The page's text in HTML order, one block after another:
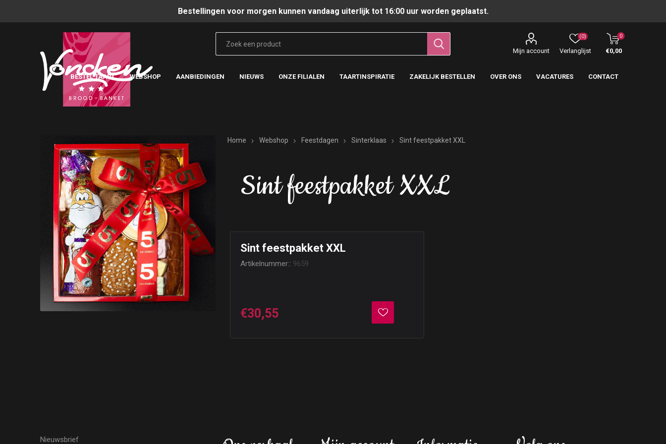
Bestellingen voor morgen kunnen vandaag uiterlijk tot 16:00 uur worden geplaatst.
Mijn account Verlanglijst
(0) 0
€0,00
BESTEL TAART WEBSHOP AANBIEDINGEN NIEUWS ONZE FILIALEN TAARTINSPIRATIE ZAKELIJK BESTELLEN OVER ONS VACATURES CONTACT
Home Webshop Feestdagen Sinterklaas Sint feestpakket XXL
Sint feestpakket XXL
Sint feestpakket XXL
Artikelnummer:: 9659
€30,55
Nieuwsbrief